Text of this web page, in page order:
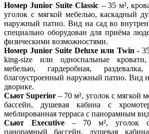
Номер Junior Suite Classic – 35 м²,
уголок с мягкой мебелью, каскадный
наружный патио. Вид на сад во
специально оборудован для приёма
физическими возможностями.
Номер Junior Suite Deluxe или Twin -
king-size или односпальные
мебелью, гардеробная,
благоустроенный наружный патио. Вид
дворике.
Сьют Superior – 70 м², уголок с мягкой
бассейн, душевая кабина с
меблированная терраса с панорамным
Сьют Executive– 70 м², уголок с
панорамный бассейн, душевая